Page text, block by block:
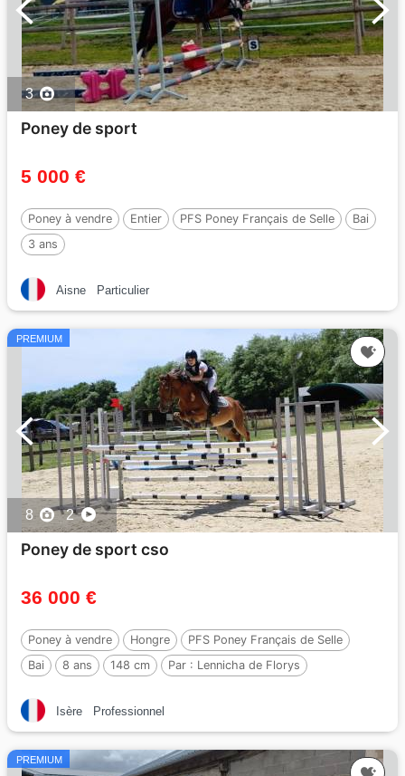
3
Poney de sport
5 000 €
Poney à vendre Entier PFS Poney Français de Selle
Bai
3 ans
Aisne Particulier
PREMIUM
8 2
Poney de sport cso
36 000 €
Poney à vendre Hongre
PFS Poney Français de Selle
Bai
8 ans 148 cm Par : Lennicha de Florys
Isère Professionnel
PREMIUM